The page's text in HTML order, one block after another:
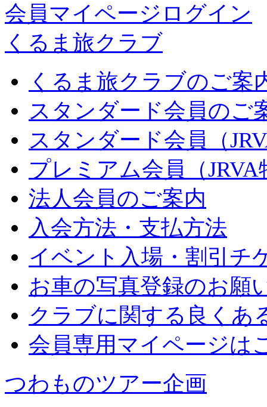
会員マイページログイン
くるま旅クラブ
くるま旅クラブのご案
スタンダード会員のご
スタンダード会員（
プレミアム会員（
法人会員のご案内
入会方法・支払方法
イベント入場・割引チ
お車の写真登録のお願
クラブに関する良くあ
会員専用マイページは
つわものツアー企画